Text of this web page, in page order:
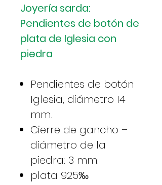
Joyería sarda:
Pendientes de botón de
plata de Iglesia con
piedra
Pendientes de botón
Iglesia, diámetro 14
mm.
Cierre de gancho –
diámetro de la
piedra: 3 mm.
plata 925‰